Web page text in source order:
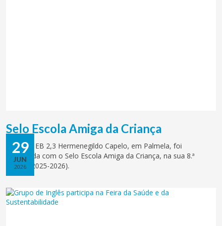
29
JUN
2026
Selo Escola Amiga da Criança
A Escola EB 2,3 Hermenegildo Capelo, em Palmela, foi
distinguida com o Selo Escola Amiga da Criança, na sua 8.ª
edição (2025-2026).